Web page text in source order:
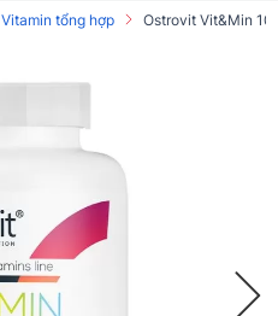
Vitamin tổng hợp Ostrovit Vit&Min